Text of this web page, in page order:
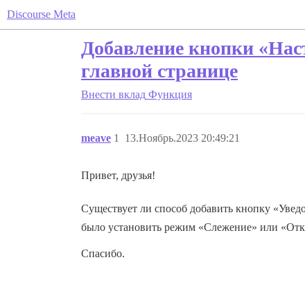
Discourse Meta
Добавление кнопки
главной странице
Внести вклад Функция
meave 13.Ноябрь.2023 20:49:21
1
Привет, друзья!
Существует ли способ добавить кнопку
было установить режим «Слежение» или
Спасибо.